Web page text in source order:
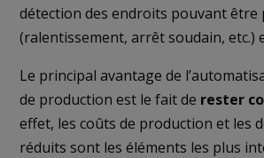
détection des endroits pouvant être
(ralentissement, arrêt soudain, etc.)
Le principal avantage de
de production est le fait de rester
effet, les coûts de production et les
réduits sont les éléments les plus